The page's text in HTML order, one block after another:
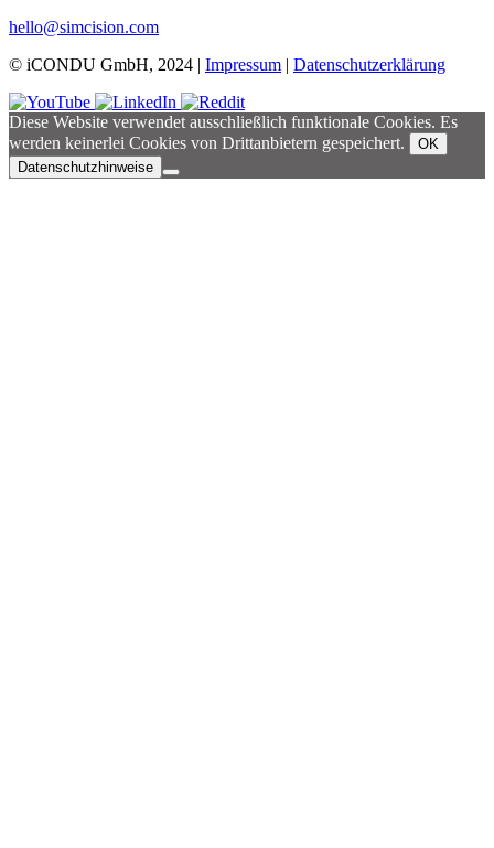
hello@simcision.com
© iCONDU GmbH, 2024 | Impressum | Datenschutzerklärung
Diese Website verwendet ausschließlich funktionale Cookies. Es
werden keinerlei Cookies von Drittanbietern gespeichert.
OK
Datenschutzhinweise